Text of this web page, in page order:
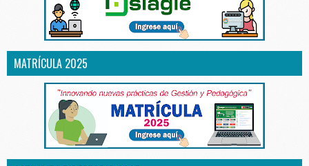
MATRÍCULA 2025